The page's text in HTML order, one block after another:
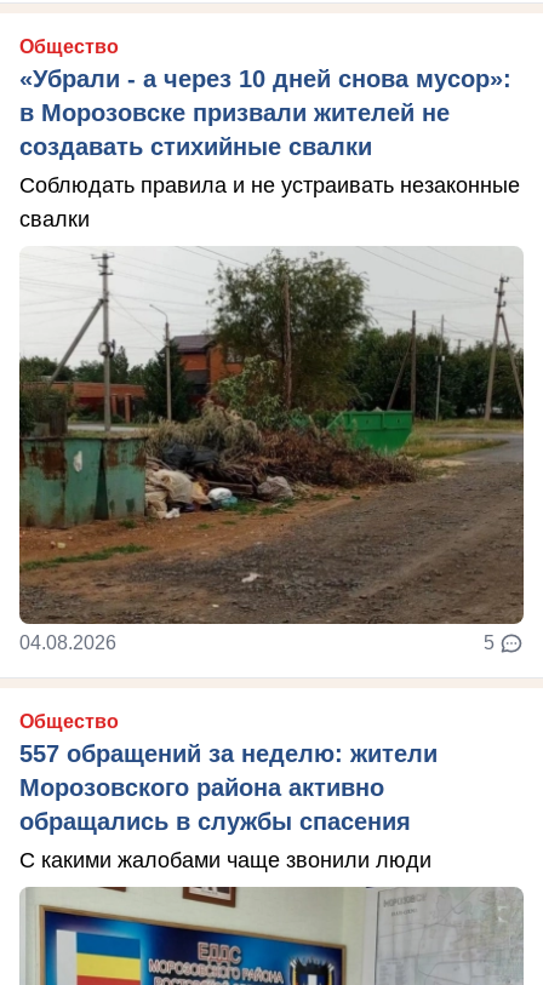
Общество
«Убрали - а через 10 дней снова мусор»:
в Морозовске призвали жителей не
создавать стихийные свалки
Соблюдать правила и не устраивать незаконные
свалки
04.08.2026 5
Общество
557 обращений за неделю: жители
Морозовского района активно
обращались в службы спасения
С какими жалобами чаще звонили люди